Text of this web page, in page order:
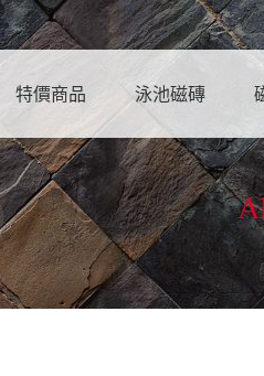
特價商品 泳池磁磚